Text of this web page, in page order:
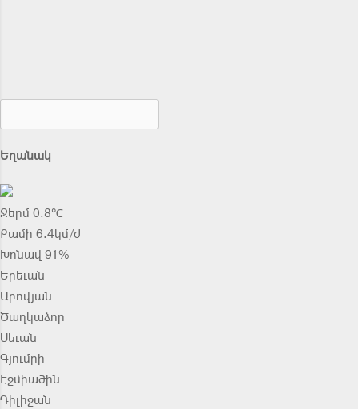
Եղանակ
Ջերմ 0.8℃
Քամի 6.4կմ/ժ
Խոնավ 91%
Երեւան
Աբովյան
Ծաղկաձոր
Սեւան
Գյումրի
Էջմիածին
Դիլիջան